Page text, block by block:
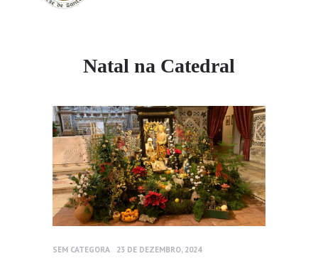
Natal na Catedral
NOTÍCIAS
SEM CATEGORA 23 DE DEZEMBRO, 2024